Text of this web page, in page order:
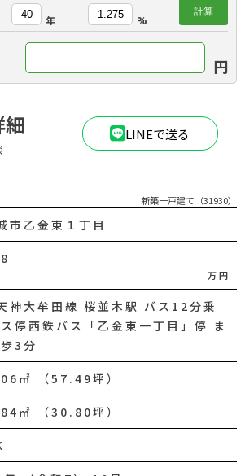
年 %
計算
円
LINEで送る
新築一戸建て（31930）
市乙金東１丁目
万円
神大牟田線 桜並木駅 バス12分乗
停西鉄バス「乙金東一丁目」停 ま
3分
㎡ （57.49坪）
㎡ （30.80坪）